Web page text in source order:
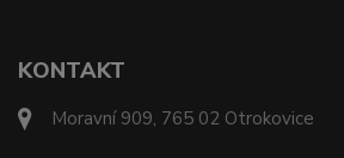
KONTAKT
Moravní 909, 765 02 Otrokovice